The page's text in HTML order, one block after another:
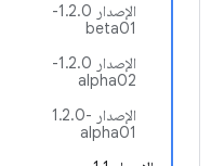
الإصدار 1.2.0-
beta01
الإصدار 1.2.0-
alpha02
الإصدار ‎1.2.0-
alpha01